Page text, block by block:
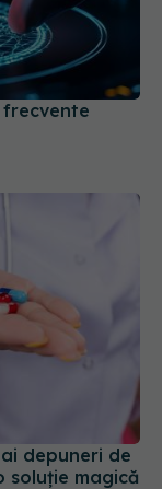
depuneri de
soluție magică